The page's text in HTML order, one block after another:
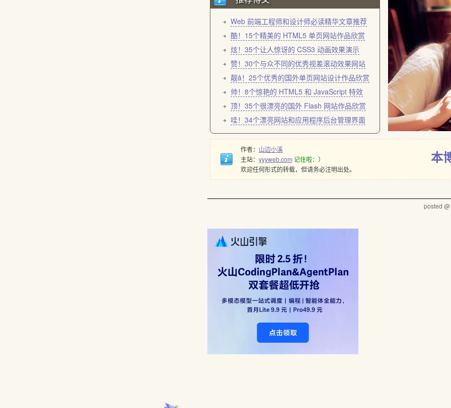
Web 前端工程师和设计师必读精华文章推荐
酷！15个精美的 HTML5 单页网站作品欣赏
炫！35个让人惊讶的 CSS3 动画效果演示
赞！30个与众不同的优秀视差滚动效果网站
靓å！25个优秀的国外单页网站设计作品欣赏
帅！8个惊艳的 HTML5 和 JavaScript 特效
顶！35个很漂亮的国外 Flash 网站作品欣赏
哇！34个漂亮网站和应用程序后台管理界面
本
作者： 山边小溪
主站： yyyweb.com 记住啦：）
欢迎任何形式的转载，但请务必注明出处。
posted